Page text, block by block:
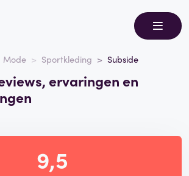
Mode Sportkleding Subside
ervaringen en
9,5